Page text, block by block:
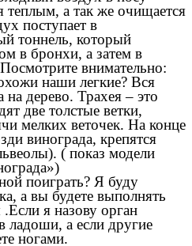
теплым, а так же очищается
поступает в
тоннель, который
в бронхи, а затем в
внимательно:
наши легкие? Вся
дерево. Трахея – это
две толстые ветки,
мелких веточек. На конце
винограда, крепятся
( показ модели
поиграть? Я буду
а вы будете выполнять
я назову орган
ладоши, а если другие
ногами.